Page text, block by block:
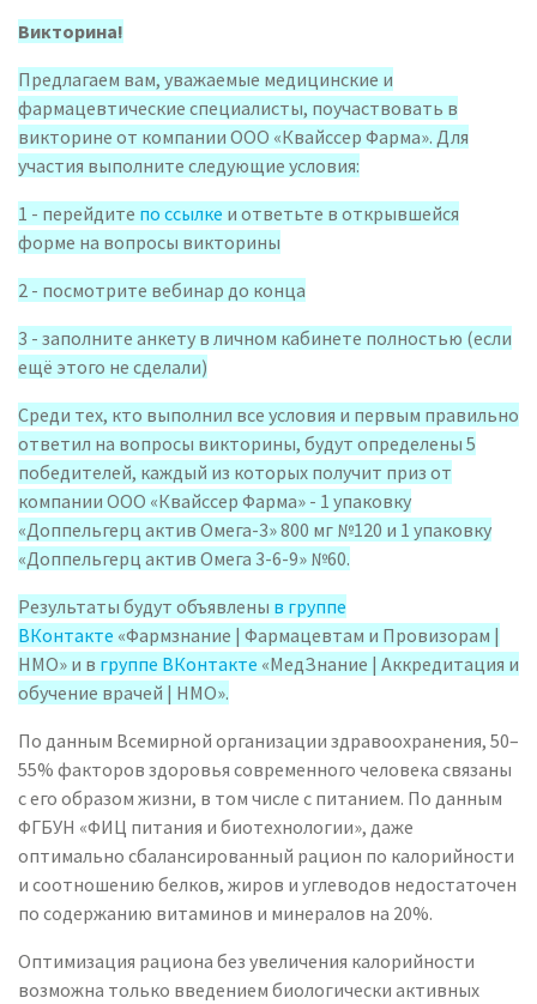
Викторина!
Предлагаем вам, уважаемые медицинские и
фармацевтические специалисты, поучаствовать в
викторине от компании ООО «Квайссер Фарма». Для
участия выполните следующие условия:
1 - перейдите по ссылке и ответьте в открывшейся
форме на вопросы викторины
2 - посмотрите вебинар до конца
3 - заполните анкету в личном кабинете полностью (если
ещё этого не сделали)
Среди тех, кто выполнил все условия и первым правильно
ответил на вопросы викторины, будут определены 5
победителей, каждый из которых получит приз от
компании ООО «Квайссер Фарма» - 1 упаковку
«Доппельгерц актив Омега-3» 800 мг №120 и 1 упаковку
«Доппельгерц актив Омега 3-6-9» №60.
Результаты будут объявлены в группе
ВКонтакте «Фармзнание | Фармацевтам и Провизорам |
НМО» и в группе ВКонтакте «МедЗнание | Аккредитация и
обучение врачей | НМО».
По данным Всемирной организации здравоохранения, 50–
55% факторов здоровья современного человека связаны
с его образом жизни, в том числе с питанием. По данным
ФГБУН «ФИЦ питания и биотехнологии», даже
оптимально сбалансированный рацион по калорийности
и соотношению белков, жиров и углеводов недостаточен
по содержанию витаминов и минералов на 20%.
Оптимизация рациона без увеличения калорийности
возможна только введением биологически активных